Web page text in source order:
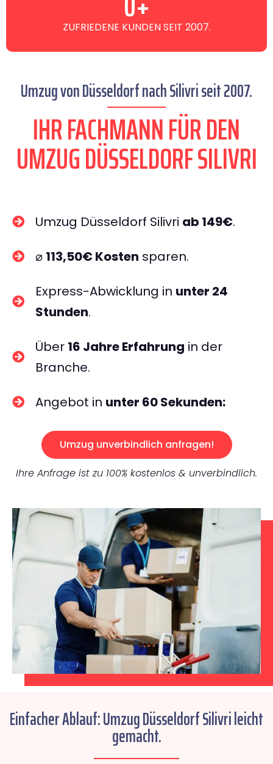
ZUFRIEDENE KUNDEN SEIT 2007.
Umzug von Düsseldorf nach Silivri seit 2007.
IHR FACHMANN FÜR DEN
UMZUG DÜSSELDORF SILIVRI
Umzug Düsseldorf Silivri ab 149€.
⌀ 113,50€ Kosten sparen.
Express-Abwicklung in unter 24
Stunden.
Über 16 Jahre Erfahrung in der
Branche.
Angebot in unter 60 Sekunden:
Umzug unverbindlich anfragen!
Ihre Anfrage ist zu 100% kostenlos & unverbindlich.
Einfacher Ablauf: Umzug Düsseldorf Silivri leicht
gemacht.